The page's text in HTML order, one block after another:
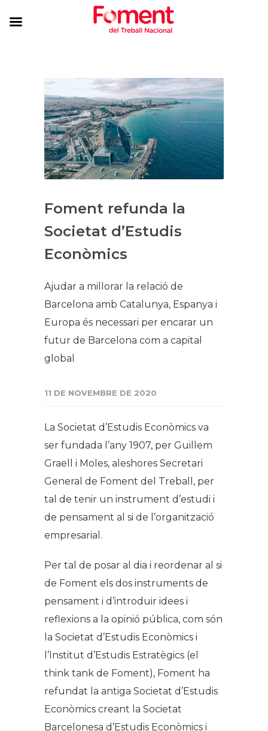
Foment refunda la
Societat d’Estudis
Econòmics
Ajudar a millorar la relació de
Barcelona amb Catalunya, Espanya i
Europa és necessari per encarar un
futur de Barcelona com a capital
global
11 DE NOVEMBRE DE 2020
La Societat d’Estudis Econòmics va
ser fundada l’any 1907, per Guillem
Graell i Moles, aleshores Secretari
General de Foment del Treball, per
tal de tenir un instrument d’estudi i
de pensament al si de l’organització
empresarial.
Per tal de posar al dia i reordenar al si
de Foment els dos instruments de
pensament i d’introduir idees i
reflexions a la opinió pública, com són
la Societat d’Estudis Econòmics i
l’Institut d’Estudis Estratègics (el
think tank de Foment), Foment ha
refundat la antiga Societat d’Estudis
Econòmics creant la Societat
Barcelonesa d’Estudis Econòmics i